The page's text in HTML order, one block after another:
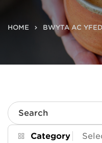
HOME BWYTA AC YFED
Search
Category